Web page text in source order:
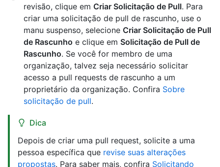
revisão, clique em Criar Solicitação de Pull. Para
criar uma solicitação de pull de rascunho, use o
manu suspenso, selecione Criar Solicitação de Pull
de Rascunho e clique em Solicitação de Pull de
Rascunho. Se você for membro de uma
organização, talvez seja necessário solicitar
acesso a pull requests de rascunho a um
proprietário da organização. Confira Sobre
solicitação de pull.
Dica
Depois de criar uma pull request, solicite a uma
pessoa específica que revise suas alterações
propostas. Para saber mais, confira Solicitando